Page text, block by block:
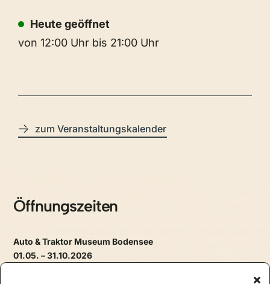
Heute geöffnet
von 12:00 Uhr bis 21:00 Uhr
zum Veranstaltungskalender
Öffnungszeiten
Auto & Traktor Museum Bodensee
01.05. – 31.10.2026